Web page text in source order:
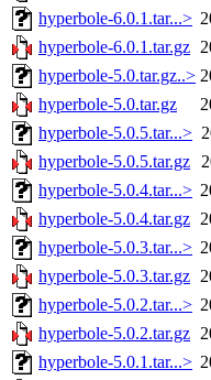
hyperbole-6.0.1.tar...>
hyperbole-6.0.1.tar.gz
hyperbole-5.0.tar.gz..>
hyperbole-5.0.tar.gz
hyperbole-5.0.5.tar...>
hyperbole-5.0.5.tar.gz
hyperbole-5.0.4.tar...>
hyperbole-5.0.4.tar.gz
hyperbole-5.0.3.tar...>
hyperbole-5.0.3.tar.gz
hyperbole-5.0.2.tar...>
hyperbole-5.0.2.tar.gz
hyperbole-5.0.1.tar...>